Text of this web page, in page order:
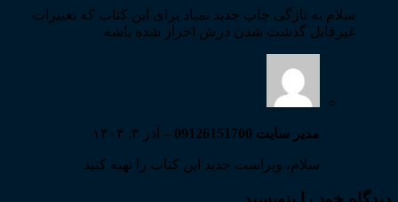
سلام به تازگی چاپ جدید نمیاد برای این کتاب که تغییرات
غیرقابل گذشت شدن درش احراز شده باشه
مدیر سایت 09126151700 – آذر ۳, ۱۴۰۴
سلام، ویراست جدید این کتاب را تهیه کنید